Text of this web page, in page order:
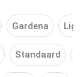
Gardena
Standaard